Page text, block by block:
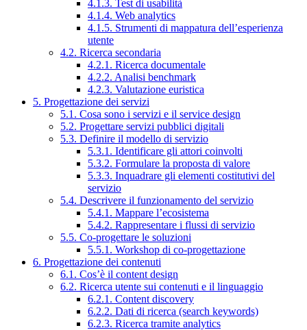
4.1.3. Test di usabilità
4.1.4. Web analytics
4.1.5. Strumenti di mappatura dell’esperienza
utente
4.2. Ricerca secondaria
4.2.1. Ricerca documentale
4.2.2. Analisi benchmark
4.2.3. Valutazione euristica
5. Progettazione dei servizi
5.1. Cosa sono i servizi e il service design
5.2. Progettare servizi pubblici digitali
5.3. Definire il modello di servizio
5.3.1. Identificare gli attori coinvolti
5.3.2. Formulare la proposta di valore
5.3.3. Inquadrare gli elementi costitutivi del
servizio
5.4. Descrivere il funzionamento del servizio
5.4.1. Mappare l’ecosistema
5.4.2. Rappresentare i flussi di servizio
5.5. Co-progettare le soluzioni
5.5.1. Workshop di co-progettazione
6. Progettazione dei contenuti
6.1. Cos’è il content design
6.2. Ricerca utente sui contenuti e il linguaggio
6.2.1. Content discovery
6.2.2. Dati di ricerca (search keywords)
6.2.3. Ricerca tramite analytics